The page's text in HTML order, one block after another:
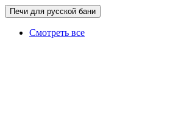
Печи для русской бани
Смотреть все